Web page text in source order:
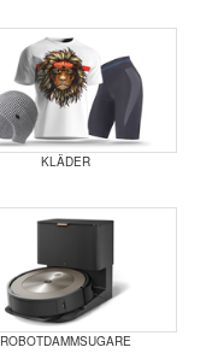
KLÄDER
ROBOTDAMMSUGARE